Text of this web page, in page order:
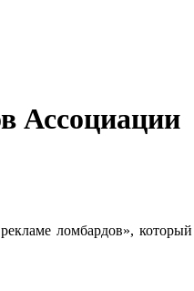
Ассоциации
ломбардов», который